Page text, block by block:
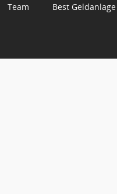
Team Best Geldanlage